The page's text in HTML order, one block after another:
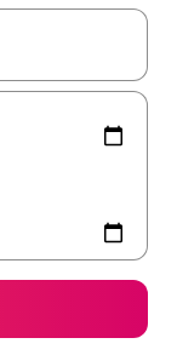
flèches vers le